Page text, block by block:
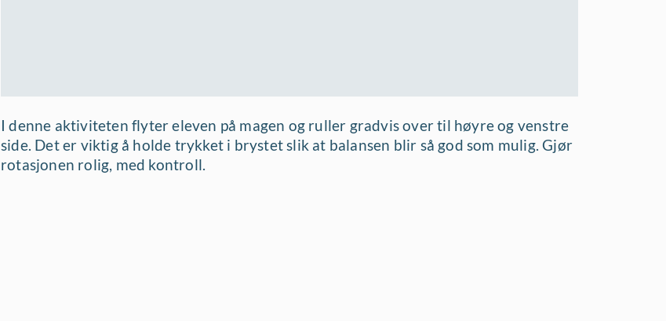
I denne aktiviteten flyter eleven på magen og ruller gradvis over til høyre og venstre
side. Det er viktig å holde trykket i brystet slik at balansen blir så god som mulig. Gjør
rotasjonen rolig, med kontroll.